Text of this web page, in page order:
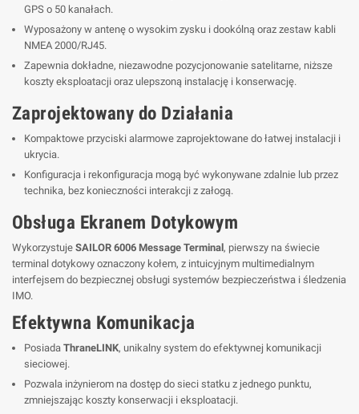
GPS o 50 kanałach.
Wyposażony w antenę o wysokim zysku i dookólną oraz zestaw kabli
NMEA 2000/RJ45.
Zapewnia dokładne, niezawodne pozycjonowanie satelitarne, niższe
koszty eksploatacji oraz ulepszoną instalację i konserwację.
Zaprojektowany do Działania
Kompaktowe przyciski alarmowe zaprojektowane do łatwej instalacji i
ukrycia.
Konfiguracja i rekonfiguracja mogą być wykonywane zdalnie lub przez
technika, bez konieczności interakcji z załogą.
Obsługa Ekranem Dotykowym
Wykorzystuje SAILOR 6006 Message Terminal, pierwszy na świecie
terminal dotykowy oznaczony kołem, z intuicyjnym multimedialnym
interfejsem do bezpiecznej obsługi systemów bezpieczeństwa i śledzenia
IMO.
Efektywna Komunikacja
Posiada ThraneLINK, unikalny system do efektywnej komunikacji
sieciowej.
Pozwala inżynierom na dostęp do sieci statku z jednego punktu,
zmniejszając koszty konserwacji i eksploatacji.